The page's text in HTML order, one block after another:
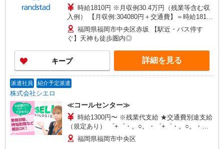
時給1810円 ※月収例30.4万円（残業等含む収
入例） 【月収例:304080円＋交通費】＝時給1810
円×8時間×21日勤務の場合 ※交通費実費支給／当
社規定あり。 研修時給1810円 ※座学および
OJT 6週間程度を予定
福岡県福岡市中央区赤坂 【駅近・バス停す
ぐ】天神も徒歩圏内◎
キープ 詳細を見る
派遣社員 紹介予定派遣
株式会社シエロ
≪コールセンター≫
時給1300円〜 ※残業代支給 ★交通費別途支給
（規定あり） ゜+゜・。○。・゜+゜・。○。・゜
+゜ 入社祝い金10万円支給(規定有) お友達を紹介
頂くと, インセンティブ支給(規定有) ★月2回払
福岡県福岡市中央区